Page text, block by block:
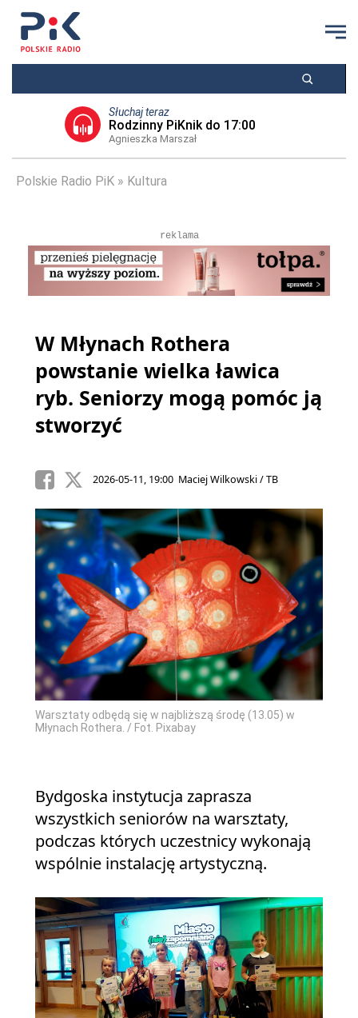
Słuchaj teraz
Rodzinny PiKnik do 17:00
Agnieszka Marszał
Polskie Radio PiK Kultura
reklama
W Młynach Rothera
powstanie wielka ławica
ryb. Seniorzy mogą pomóc ją
stworzyć
2026-05-11, 19:00 Maciej Wilkowski / TB
Warsztaty odbędą się w najbliższą środę (13.05) w
Młynach Rothera. / Fot. Pixabay
Bydgoska instytucja zaprasza
wszystkich seniorów na warsztaty,
podczas których uczestnicy wykonają
wspólnie instalację artystyczną.